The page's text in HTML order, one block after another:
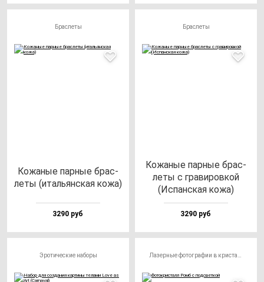
Браслеты
Кожа­ные пар­ные брас­
ле­ты (италь­ян­ская ко­жа)
3290 руб
Браслеты
Кожа­ные пар­ные брас­
ле­ты с гра­ви­ров­кой
(Испан­ская ко­жа)
3290 руб
Эротические наборы